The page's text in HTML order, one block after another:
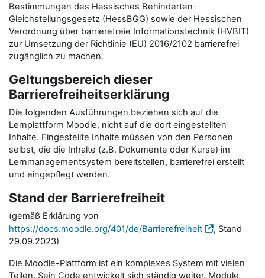
Bestimmungen des Hessisches Behinderten-
Gleichstellungsgesetz (HessBGG) sowie der Hessischen
Verordnung über barrierefreie Informationstechnik (HVBIT)
zur Umsetzung der Richtlinie (EU) 2016/2102 barrierefrei
zugänglich zu machen.
Geltungsbereich dieser
Barrierefreiheitserklärung
Die folgenden Ausführungen beziehen sich auf die
Lernplattform Moodle, nicht auf die dort eingestellten
Inhalte. Eingestellte Inhalte müssen von den Personen
selbst, die die Inhalte (z.B. Dokumente oder Kurse) im
Lernmanagementsystem bereitstellen, barrierefrei erstellt
und eingepflegt werden.
Stand der Barrierefreiheit
(gemäß Erklärung von
https://docs.moodle.org/401/de/Barrierefreiheit
, Stand
29.09.2023)
Die Moodle-Plattform ist ein komplexes System mit vielen
Teilen. Sein Code entwickelt sich ständig weiter. Module